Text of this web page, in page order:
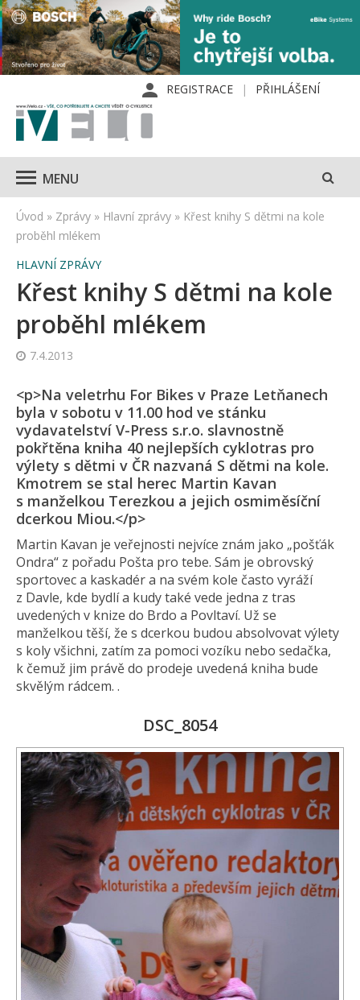
REGISTRACE PŘIHLÁŠENÍ
MENU
Úvod » Zprávy » Hlavní zprávy » Křest knihy S dětmi na kole
proběhl mlékem
HLAVNÍ ZPRÁVY
Křest knihy S dětmi na kole
proběhl mlékem
7.4.2013
<p>Na veletrhu For Bikes v Praze Letňanech
byla v sobotu v 11.00 hod ve stánku
vydavatelství V-Press s.r.o. slavnostně
pokřtěna kniha 40 nejlepších cyklotras pro
výlety s dětmi v ČR nazvaná S dětmi na kole.
Kmotrem se stal herec Martin Kavan
s manželkou Terezkou a jejich osmiměsíční
dcerkou Miou.</p>
Martin Kavan je veřejnosti nejvíce znám jako „pošťák
Ondra“ z pořadu Pošta pro tebe. Sám je obrovský
sportovec a kaskadér a na svém kole často vyráží
z Davle, kde bydlí a kudy také vede jedna z tras
uvedených v knize do Brdo a Povltaví. Už se
manželkou těší, že s dcerkou budou absolvovat výlety
s koly všichni, zatím za pomoci vozíku nebo sedačka,
k čemuž jim právě do prodeje uvedená kniha bude
skvělým rádcem. .
DSC_8054